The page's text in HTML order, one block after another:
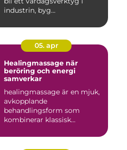
industrin, byg...
05. apr
Healingmassage när
beröring och energi
samverkar
healingmassage är en mjuk,
avkopplande
behandlingsform som
kombinerar klassisk